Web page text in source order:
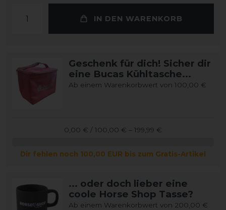
IN DEN WARENKORB
Geschenk für dich! Sicher dir
eine Bucas Kühltasche...
Ab einem Warenkorbwert von 100,00 €
0,00 € / 100,00 € – 199,99 €
Dir fehlen noch 100,00 EUR bis zum Gratis-Artikel
... oder doch lieber eine
coole Horse Shop Tasse?
Ab einem Warenkorbwert von 200,00 €